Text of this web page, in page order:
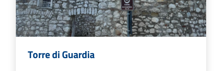
Torre di Guardia